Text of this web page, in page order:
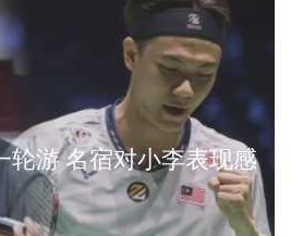
轮游 名宿对小李表现感